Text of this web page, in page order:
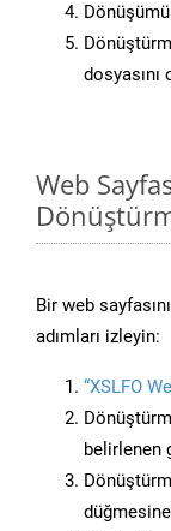
dosyasını
Web
Bir web
adımları izleyin:
“XSLFO
belirlenen
düğmesine